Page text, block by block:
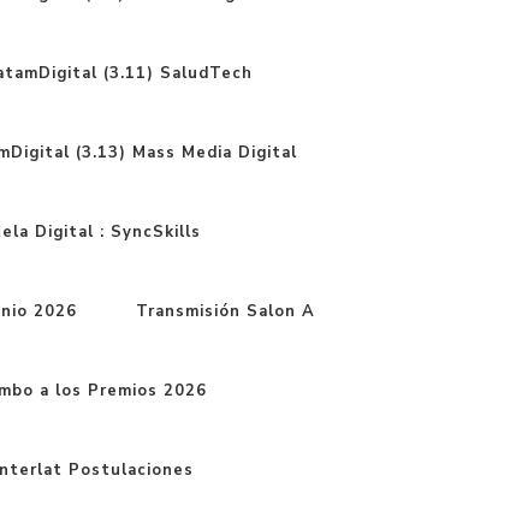
(3.11) SaludTech
(3.13) Mass Media Digital
Digital : SyncSkills
2026 Transmisión Salon A
a los Premios 2026
Postulaciones